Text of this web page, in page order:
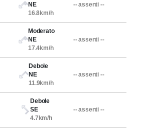
NE
16.8km/h
-- assenti --
Moderato
NE
17.4km/h
-- assenti --
Debole
NE
11.9km/h
-- assenti --
Debole
SE
4.7km/h
-- assenti --